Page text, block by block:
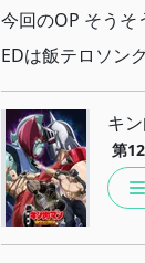
今回のOP そうそ
EDは飯テロソン
キ
第